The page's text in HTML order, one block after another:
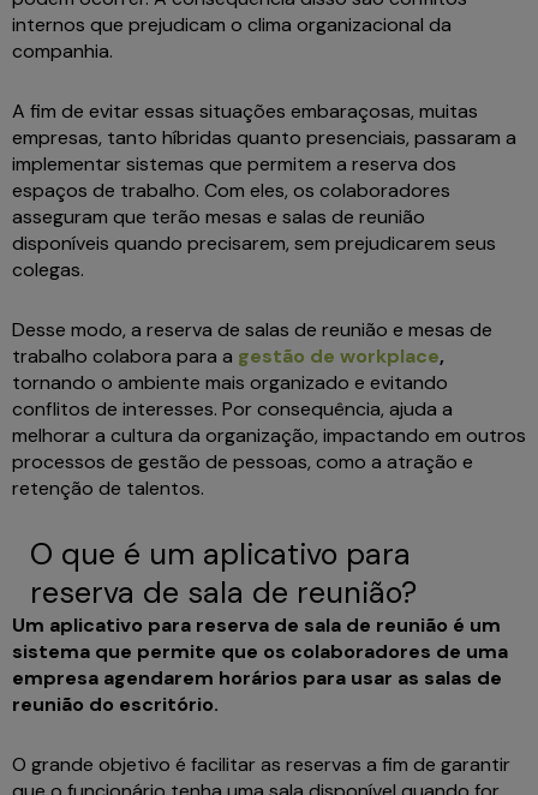
internos que prejudicam o clima organizacional da
companhia.
A fim de evitar essas situações embaraçosas, muitas
empresas, tanto híbridas quanto presenciais, passaram a
implementar sistemas que permitem a reserva dos
espaços de trabalho. Com eles, os colaboradores
asseguram que terão mesas e salas de reunião
disponíveis quando precisarem, sem prejudicarem seus
colegas.
Desse modo, a reserva de salas de reunião e mesas de
trabalho colabora para a gestão de workplace,
tornando o ambiente mais organizado e evitando
conflitos de interesses. Por consequência, ajuda a
melhorar a cultura da organização, impactando em outros
processos de gestão de pessoas, como a atração e
retenção de talentos.
O que é um aplicativo para
reserva de sala de reunião?
Um aplicativo para reserva de sala de reunião é um
sistema que permite que os colaboradores de uma
empresa agendarem horários para usar as salas de
reunião do escritório.
O grande objetivo é facilitar as reservas a fim de garantir